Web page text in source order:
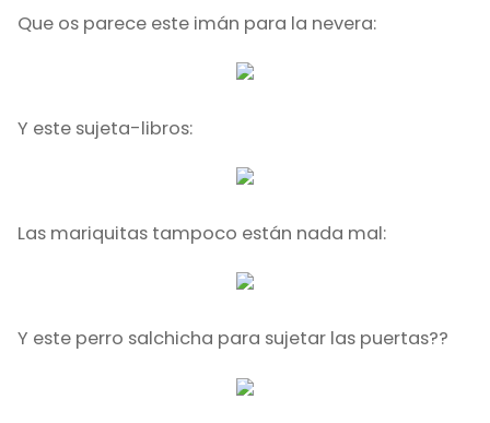
Que os parece este imán para la nevera:
Y este sujeta-libros:
Las mariquitas tampoco están nada mal:
Y este perro salchicha para sujetar las puertas??